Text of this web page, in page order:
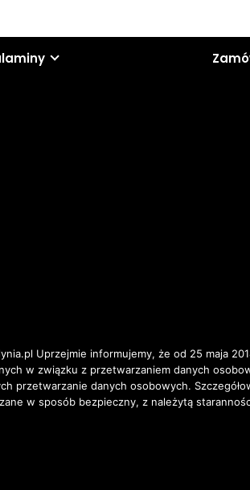
Uprzejmie informujemy, że od 25 maja
w związku z przetwarzaniem danych
przetwarzanie danych osobowych.
w sposób bezpieczny, z należytą